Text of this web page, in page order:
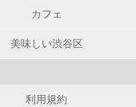
カフェ
美味しい渋谷区
利用規約